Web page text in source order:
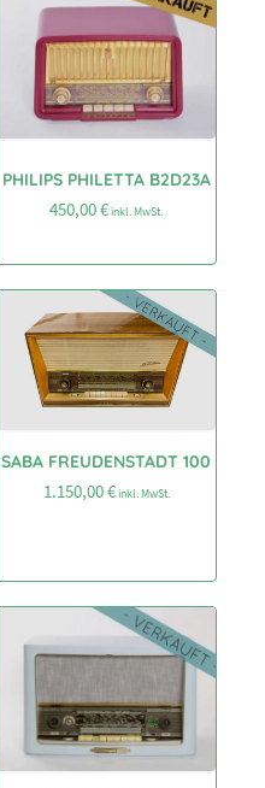
PHILIPS PHILETTA B2D23A
450,00€inkl. MwSt.
SABA FREUDENSTADT 100
1.150,00€inkl. MwSt.